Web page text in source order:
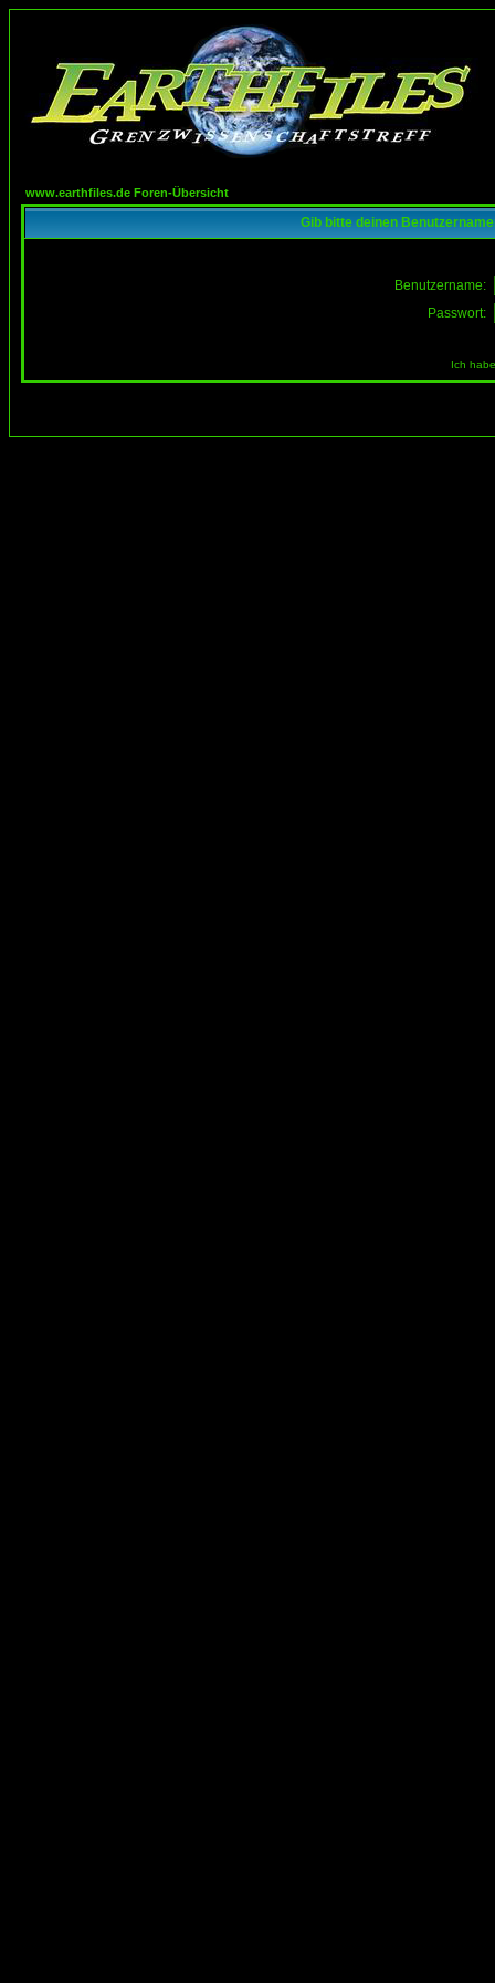
www.earthfiles.de Foren-Übersicht
Gib bitte deinen
Benutzername:
Passwort:
Ich